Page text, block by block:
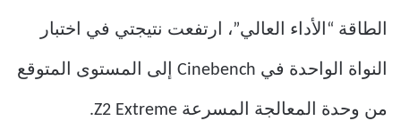
الطاقة “الأداء العالي”، ارتفعت نتيجتي في اختبار
النواة الواحدة في Cinebench إلى المستوى المتوقع
من وحدة المعالجة المسرعة Z2 Extreme.